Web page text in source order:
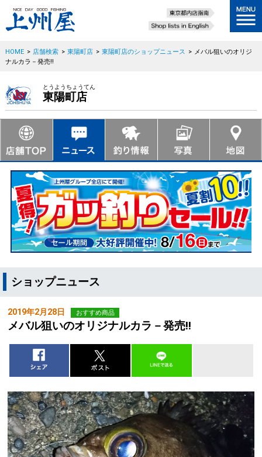
HOME > 店舗検索 > 東陽町店 > 東陽町店のショップニュース > メバル狙いのオリジ
ナルカラ－発売!!
とうようちょうてん
東陽町店
ショップニュース
2019年2月28日 おすすめ商品
メバル狙いのオリジナルカラ－発売!!